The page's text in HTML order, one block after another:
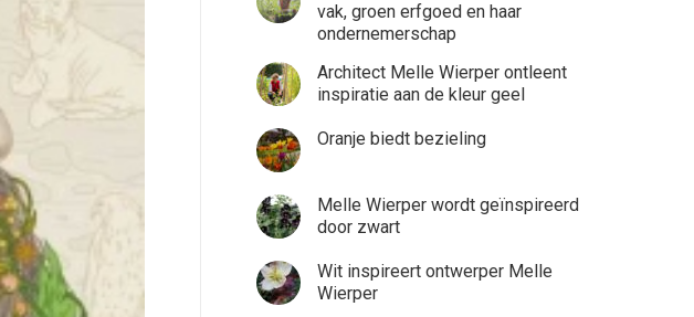
vak, groen erfgoed en haar
ondernemerschap
Architect Melle Wierper ontleent
inspiratie aan de kleur geel
Oranje biedt bezieling
Melle Wierper wordt geïnspireerd
door zwart
Wit inspireert ontwerper Melle
Wierper